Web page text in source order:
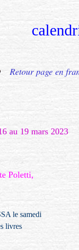
Retour page en
au 19 mars 2023
Poletti,
le samedi
livres